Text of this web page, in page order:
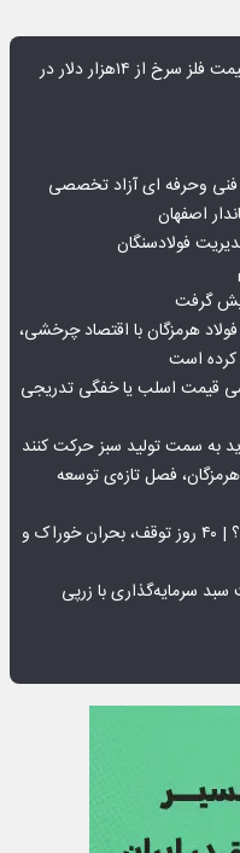
تداوم صعود مس در بازارهای جهانی؛ قیمت فلز سرخ از ۱۴هزار دلار در
فنی وحرفه ای آزاد تخصصی
اصفهان
فولادسنگان
گرفت
هرمزگان با اقتصاد چرخشی،
کرده است
کالا؛ مهندسی قیمت اسلب یا خفگی تدریجی
به سمت تولید سبز حرکت کنند
فصل تازه‌ی توسعه
افق ۱۵ میلیون تنی فولاد سنگان چه شد؟ | ۴۰ روز توقف، بحران خوراک و
سرمایه‌گذاری با زرپی